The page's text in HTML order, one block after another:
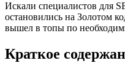
Искали специалистов для
остановились на Золотом
вышел в топы по
Краткое